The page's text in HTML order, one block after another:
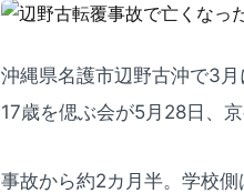
沖縄県名護市辺野古沖で3
17歳を偲ぶ会が5月28日、
事故から約2カ月半。学校